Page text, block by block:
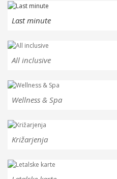
Last minute
All inclusive
Wellness & Spa
Križarjenja